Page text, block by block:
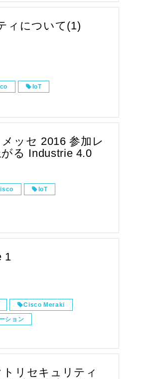
ィについて(1)
IoT
ッセ 2016 参加レ
る Industrie 4.0
IoT
1
Cisco Meraki
ション
リセキュリティ